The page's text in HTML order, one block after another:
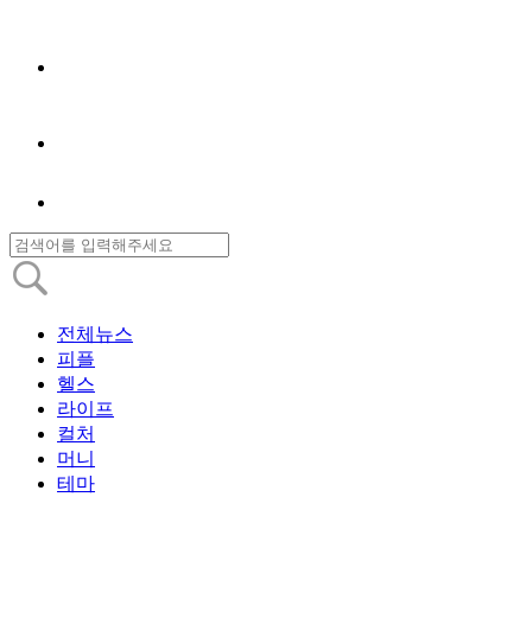
전체뉴스
피플
헬스
라이프
컬처
머니
테마